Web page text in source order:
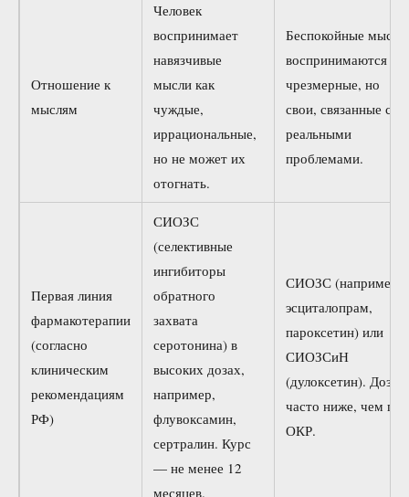
Отношение к
мыслям
Человек
воспринимает
навязчивые
мысли как
чуждые,
иррациональные,
но не может их
отогнать.
Беспокойные мысли
воспринимаются как
чрезмерные, но
свои, связанные с
реальными
проблемами.
Первая линия
фармакотерапии
(согласно
клиническим
рекомендациям
РФ)
СИОЗС
(селективные
ингибиторы
обратного
захвата
серотонина) в
высоких дозах,
например,
флувоксамин,
сертралин. Курс
— не менее 12
месяцев.
СИОЗС (например,
эсциталопрам,
пароксетин) или
СИОЗСиН
(дулоксетин). Дозы
часто ниже, чем при
ОКР.